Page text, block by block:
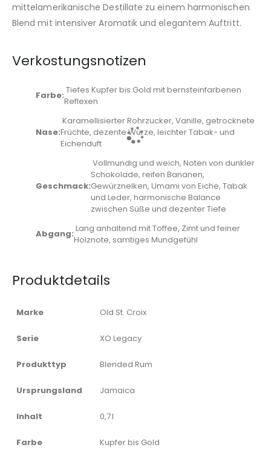
mittelamerikanische Destillate zu einem harmonischen
Blend mit intensiver Aromatik und elegantem Auftritt.
Verkostungsnotizen
Farbe: Tiefes Kupfer bis Gold mit bernsteinfarbenen
Reflexen
Nase:
Karamellisierter Rohrzucker, Vanille, getrocknete
Früchte, dezente Würze, leichter Tabak- und
Eichenduft
Geschmack:
Vollmundig und weich, Noten von dunkler
Schokolade, reifen Bananen,
Gewürznelken, Umami von Eiche, Tabak
und Leder, harmonische Balance
zwischen Süße und dezenter Tiefe
Abgang: Lang anhaltend mit Toffee, Zimt und feiner
Holznote, samtiges Mundgefühl
Produktdetails
Marke Old St. Croix
Serie XO Legacy
Produkttyp Blended Rum
Ursprungsland Jamaica
Inhalt 0,7 l
Farbe Kupfer bis Gold